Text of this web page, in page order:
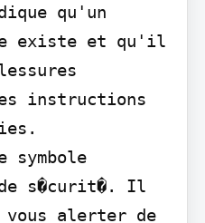
qu'un
existe et qu'il
instructions
symbole
de s�curit�. Il
alerter de